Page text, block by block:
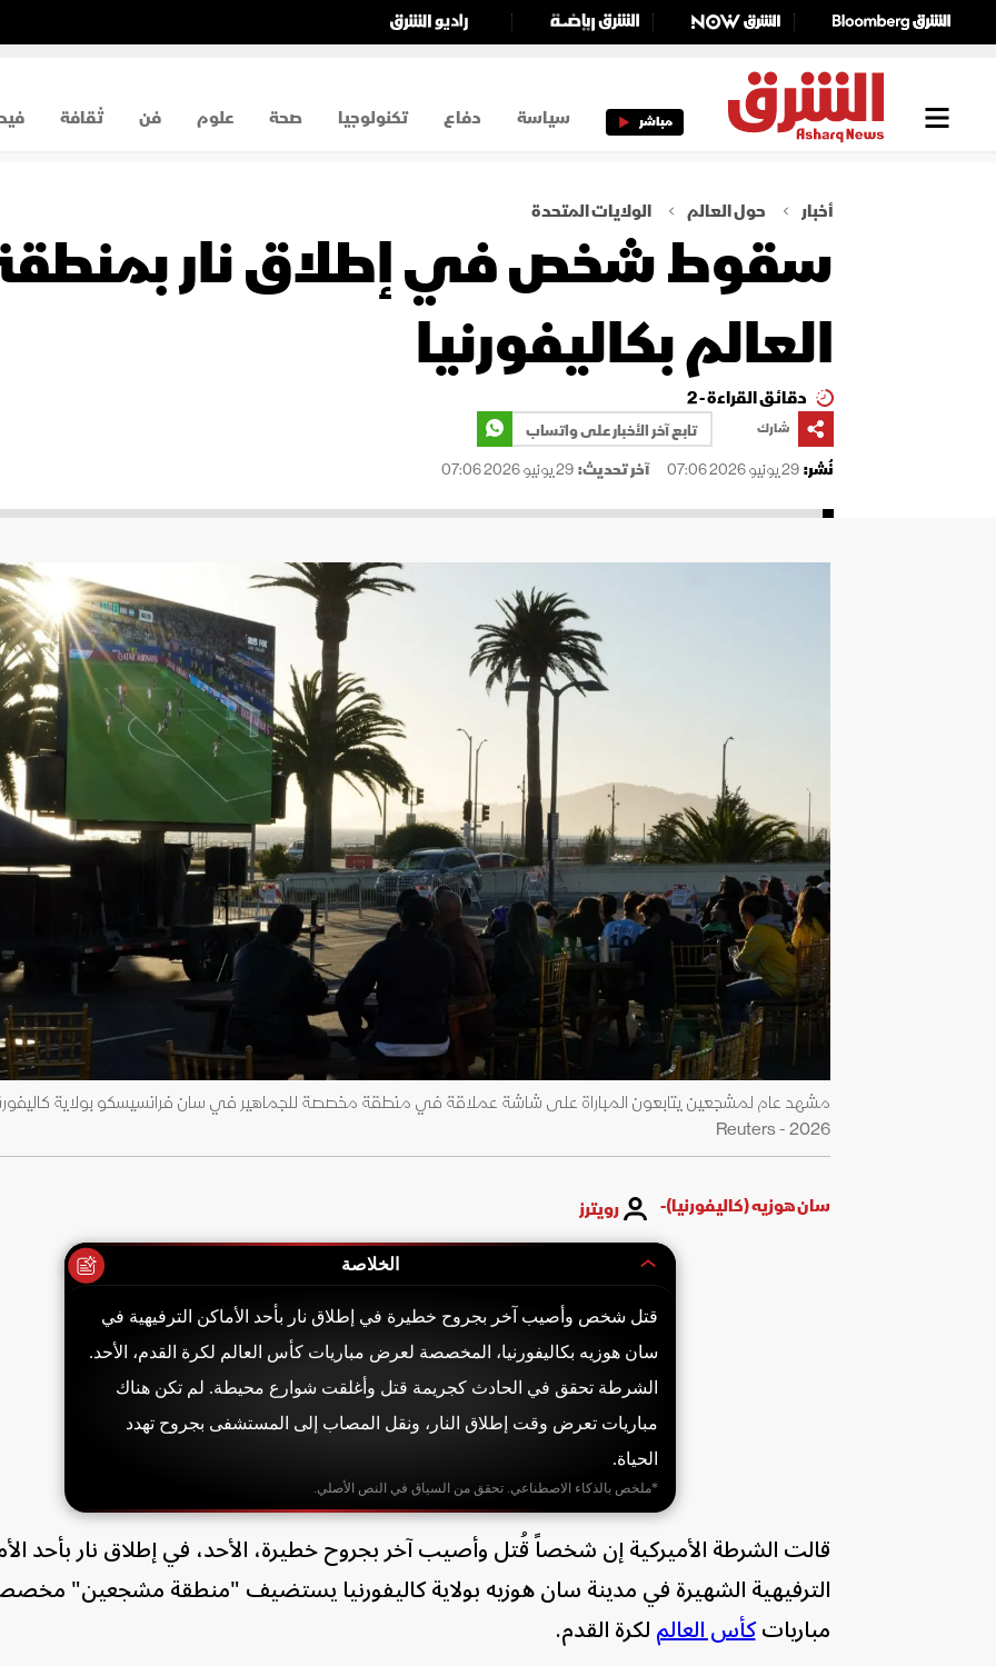
مباشر سياسة دفاع تكنولوجيا صحة علوم فن ثقافة
أخبار حول العالم الولايات المتحدة
سقوط شخص في إطلاق نار
العالم بكاليفورنيا
دقائق القراءة - 2
شارك
تابع آخر الأخبار على واتساب
نُشر:29 يونيو 2026 07:06 آخر تحديث:29 يونيو 2026 07:06
2026 - Reuters
سان هوزيه (كاليفورنيا)- رويترز
الخلاصة
قتل شخص وأصيب آخر بجروح خطيرة في إطلاق نار بأحد الأماكن الترفيهية في
سان هوزيه بكاليفورنيا، المخصصة لعرض مباريات كأس العالم لكرة القدم، الأحد.
الشرطة تحقق في الحادث كجريمة قتل وأغلقت شوارع محيطة. لم تكن هناك
مباريات تعرض وقت إطلاق النار، ونقل المصاب إلى المستشفى بجروح تهدد
الحياة.
*ملخص بالذكاء الاصطناعي. تحقق من السياق في النص الأصلي.
قالت الشرطة الأميركية إن شخصاً قُتل وأصيب آخر بجروح خطيرة، الأحد، في إطلاق نار بأحد
الترفيهية الشهيرة في مدينة سان هوزيه بولاية كاليفورنيا يستضيف "منطقة مشجعين"
مبارياتكأس العالملكرة القدم.